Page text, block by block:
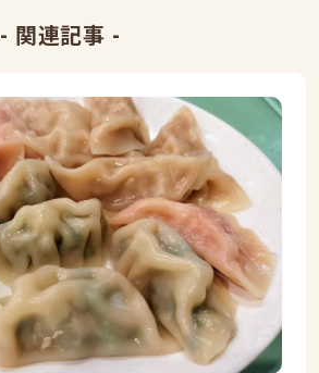
- 関連記事 -